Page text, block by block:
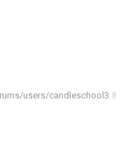
users/candleschool3 8